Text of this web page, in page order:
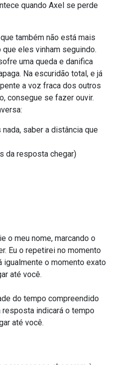
quando Axel se perde
também não está mais
eles vinham seguindo.
uma queda e danifica
Na escuridão total, e já
a voz fraca dos outros
consegue se fazer ouvir.
saber a distância que
da resposta chegar)
o meu nome, marcando o
Eu o repetirei no momento
igualmente o momento exato
até você.
do tempo compreendido
resposta indicará o tempo
até você.